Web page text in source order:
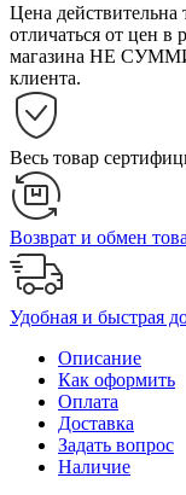
Цена действительна
отличаться от цен в
магазина НЕ
клиента.
Весь товар
Возврат и обмен
Удобная и быстрая
Описание
Как оформить
Оплата
Доставка
Задать вопрос
Наличие